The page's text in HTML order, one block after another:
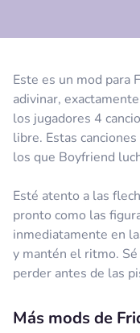
Este es un mod para
adivinar,
los jugadores 4
libre. Estas
los que Boyfriend
Esté atento a las
pronto como las
inmediatamente en
y mantén el ritmo.
perder antes de las
Más mods de